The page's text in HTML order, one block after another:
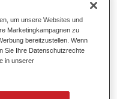
und gleichmäßige
um unsere Websites und
Marketingkampagnen zu
bereitzustellen. Wenn
Sie Ihre Datenschutzrechte
in unserer